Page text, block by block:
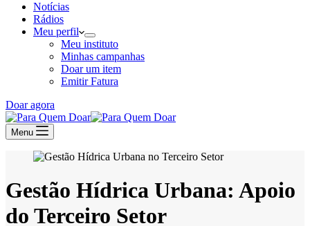
Notícias
Rádios
Meu perfil
Meu instituto
Minhas campanhas
Doar um item
Emitir Fatura
Doar agora
Menu
Gestão Hídrica Urbana: Apoio
do Terceiro Setor